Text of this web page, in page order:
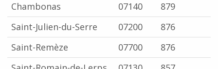
Chambonas
07140
879
Saint-Julien-du-Serre
07200
876
Saint-Remèze
07700
876